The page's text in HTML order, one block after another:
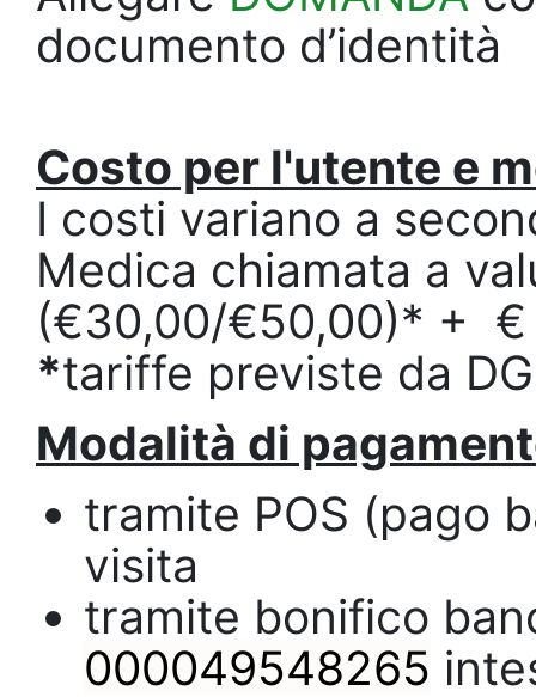
documento d’identità
Costo per l'utente e
I costi variano a
Medica chiamata a
(€30,00/€50,00)* +
*tariffe previste da
Modalità di
tramite POS (pago
visita
tramite bonifico
000049548265